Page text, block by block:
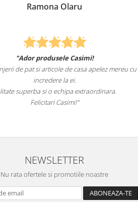
mereu cu
Felcitari oameni
sunteti cei mai buni.
Recomand
NEWSLETTER
Nu rata ofertele si promotiile noastre